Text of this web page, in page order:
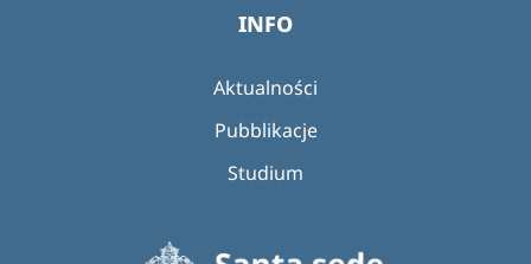
INFO
Aktualności
Pubblikacje
Studium